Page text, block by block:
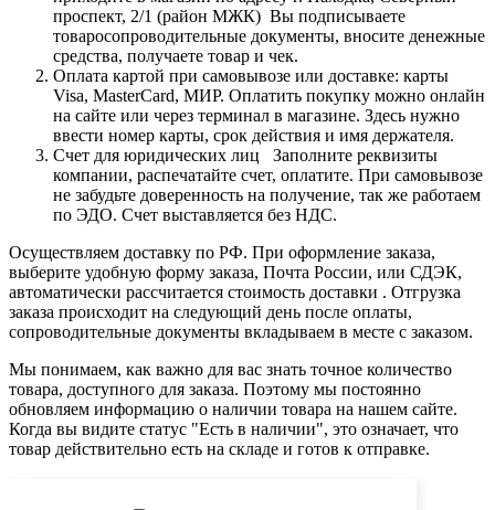
проспект, 2/1 (район МЖК) Вы подписываете
товаросопроводительные документы, вносите денежные
средства, получаете товар и чек.
Оплата картой при самовывозе или доставке: карты
Visa, MasterCard, МИР. Оплатить покупку можно онлайн
на сайте или через терминал в магазине. Здесь нужно
ввести номер карты, срок действия и имя держателя.
Счет для юридических лиц Заполните реквизиты
компании, распечатайте счет, оплатите. При самовывозе
не забудьте доверенность на получение, так же работаем
по ЭДО. Счет выставляется без НДС.
Осуществляем доставку по РФ. При оформление заказа,
выберите удобную форму заказа, Почта России, или СДЭК,
автоматически рассчитается стоимость доставки . Отгрузка
заказа происходит на следующий день после оплаты,
сопроводительные документы вкладываем в месте с заказом.
Мы понимаем, как важно для вас знать точное количество
товара, доступного для заказа. Поэтому мы постоянно
обновляем информацию о наличии товара на нашем сайте.
Когда вы видите статус "Есть в наличии", это означает, что
товар действительно есть на складе и готов к отправке.